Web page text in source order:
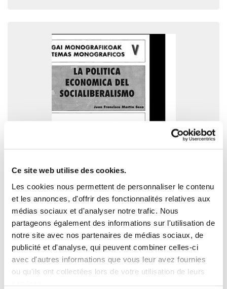
Ce site web utilise des cookies.
Les cookies nous permettent de personnaliser le contenu
et les annonces, d'offrir des fonctionnalités relatives aux
médias sociaux et d'analyser notre trafic. Nous
partageons également des informations sur l'utilisation de
notre site avec nos partenaires de médias sociaux, de
publicité et d'analyse, qui peuvent combiner celles-ci
avec d'autres informations que vous leur avez fournies
ou qu'ils ont collectées lors de votre utilisation de leurs
Gai monografikoak 6: La política
económica del socialiberalismo, Juan
Francisco Martín Seco
1993/12/01